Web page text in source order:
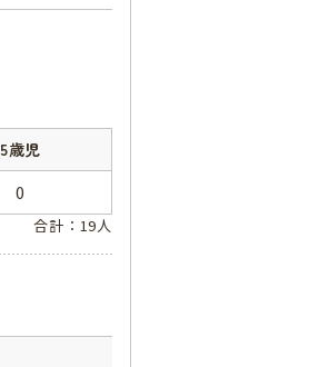
5歳児
0
合計：19人